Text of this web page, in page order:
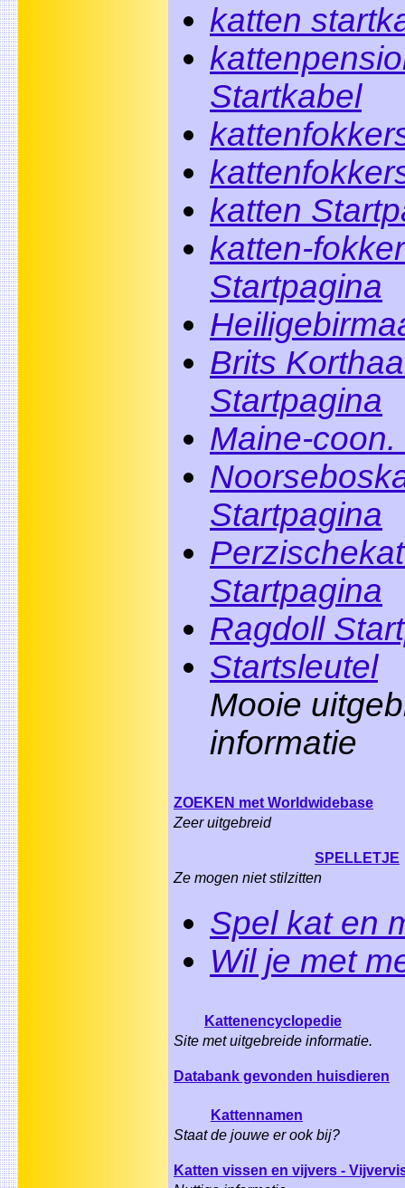
katten
Startkabel
katten
katten-
Startpagina
Brits
Startpagina
Maine-
Startpagina
Startpagina
Ragdoll
Startsleutel
Mooie
informatie
ZOEKEN met Worldwidebase
Zeer uitgebreid
SPELLETJE
Ze mogen niet stilzitten
Spel kat en
Wil je met
Kattenencyclopedie
Site met uitgebreide informatie.
Databank gevonden huisdieren
Kattennamen
Staat de jouwe er ook bij?
Katten vissen en vijvers -